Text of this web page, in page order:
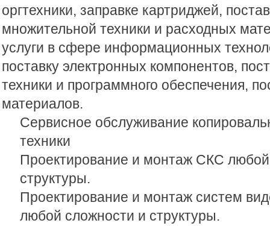
оргтехники, заправке картриджей,
множительной техники и расходных
услуги в сфере информационных
поставку электронных компонентов,
техники и программного обеспечения,
материалов.
Сервисное обслуживание
техники
Проектирование и монтаж СКС
структуры.
Проектирование и монтаж систем
любой сложности и структуры.